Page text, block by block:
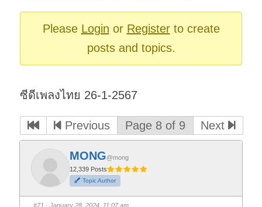
Please Login or Registerto create
posts and topics.
ซีดีเพลงไทย 26-1-2567
Previous Page 8 of 9 Next
MONG@mong
12,339 Posts
Topic Author
#71 · January 28, 2024, 11:07 am